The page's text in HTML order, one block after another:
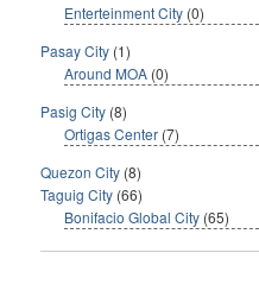
Enterteinment City (0)
Pasay City (1)
Around MOA (0)
Pasig City (8)
Ortigas Center (7)
Quezon City (8)
Taguig City (66)
Bonifacio Global City (65)